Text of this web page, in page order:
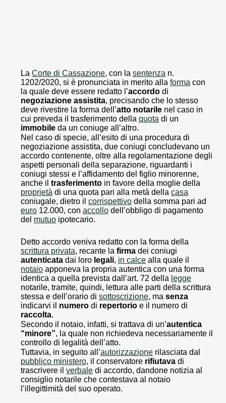
La Corte di Cassazione, con la sentenza n.
1202/2020, si è pronunciata in merito alla forma con
la quale deve essere redatto l’accordo di
negoziazione assistita, precisando che lo stesso
deve rivestire la forma dell’atto notarile nel caso in
cui preveda il trasferimento della quota di un
immobile da un coniuge all’altro.
Nel caso di specie, all’esito di una procedura di
negoziazione assistita, due coniugi concludevano un
accordo contenente, oltre alla regolamentazione degli
aspetti personali della separazione, riguardanti i
coniugi stessi e l’affidamento del figlio minorenne,
anche il trasferimento in favore della moglie della
proprietà di una quota pari alla metà della casa
coniugale, dietro il corrispettivo della somma pari ad
euro 12.000, con accollo dell’obbligo di pagamento
del mutuo ipotecario.
Detto accordo veniva redatto con la forma della
scrittura privata, recante la firma dei coniugi
autenticata dai loro legali, in calce alla quale il
notaio apponeva la propria autentica con una forma
identica a quella prevista dall’art. 72 della legge
notarile, tramite, quindi, lettura alle parti della scrittura
stessa e dell’orario di sottoscrizione, ma senza
indicarvi il numero di repertorio e il numero di
raccolta.
Secondo il notaio, infatti, si trattava di un’autentica
“minore”, la quale non richiedeva necessariamente il
controllo di legalità dell’atto.
Tuttavia, in seguito all’autorizzazione rilasciata dal
pubblico ministero, il conservatore rifiutava di
trascrivere il verbale di accordo, dandone notizia al
consiglio notarile che contestava al notaio
l’illegittimità del suo operato.